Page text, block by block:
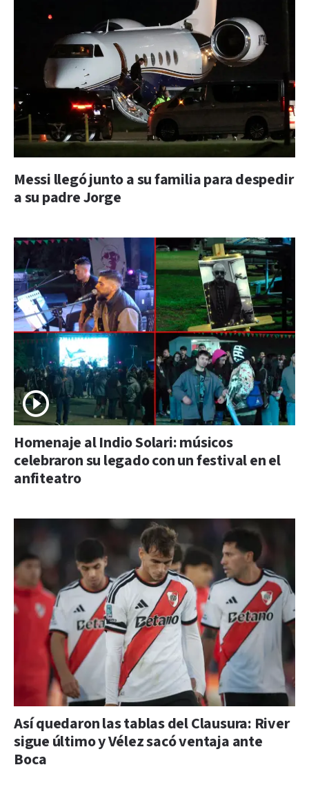
Messi llegó junto a su familia para despedir
a su padre Jorge
Homenaje al Indio Solari: músicos
celebraron su legado con un festival en el
anfiteatro
Así quedaron las tablas del Clausura: River
sigue último y Vélez sacó ventaja ante
Boca